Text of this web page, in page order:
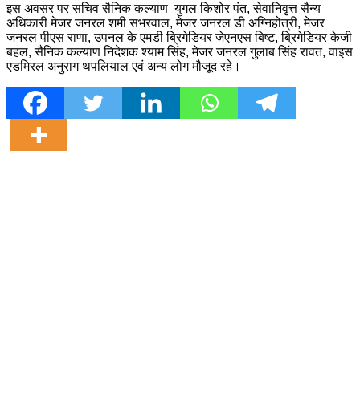
इस अवसर पर सचिव सैनिक कल्याण युगल किशोर पंत, सेवानिवृत्त सैन्य
अधिकारी मेजर जनरल शमी सभरवाल, मेजर जनरल डी अग्निहोत्री, मेजर
जनरल पीएस राणा, उपनल के एमडी ब्रिगेडियर जेएनएस बिष्ट, ब्रिगेडियर केजी
बहल, सैनिक कल्याण निदेशक श्याम सिंह, मेजर जनरल गुलाब सिंह रावत, वाइस
एडमिरल अनुराग थपलियाल एवं अन्य लोग मौजूद रहे।